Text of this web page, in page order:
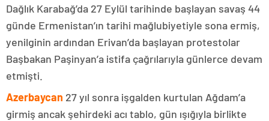
Dağlık Karabağ’da 27 Eylül tarihinde başlayan savaş 44
günde Ermenistan’ın tarihi mağlubiyetiyle sona ermiş,
yenilginin ardından Erivan’da başlayan protestolar
Başbakan Paşinyan’a istifa çağrılarıyla günlerce devam
etmişti.
Azerbaycan 27 yıl sonra işgalden kurtulan Ağdam’a
girmiş ancak şehirdeki acı tablo, gün ışığıyla birlikte